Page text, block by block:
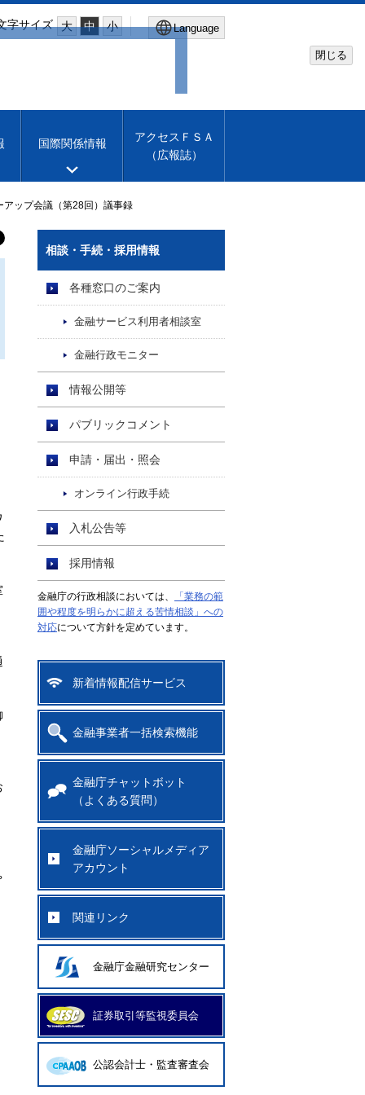
字サイズ 大 中 小 Language
Machine translation
閉じる
国際関係情報
アクセスＦＳＡ
（広報誌）
アップ会議（第28回）議事録
相談・手続・採用情報
各種窓口のご案内
金融サービス利用者相談室
金融行政モニター
情報公開等
パブリックコメント
申請・届出・照会
オンライン行政手続
入札公告等
採用情報
金融庁の行政相談においては、
「業務の範
囲や程度を明らかに超える苦情相談」への
対応について方針を定めています。
新着情報配信サービス
金融事業者一括検索機能
金融庁チャットボット
（よくある質問）
金融庁ソーシャルメディア
アカウント
関連リンク
金融庁金融研究センター
証券取引等監視委員会
公認会計士・監査審査会